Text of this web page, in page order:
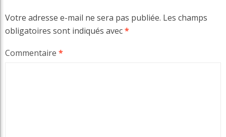
Votre adresse e-mail ne sera pas publiée. Les champs
obligatoires sont indiqués avec*
Commentaire *